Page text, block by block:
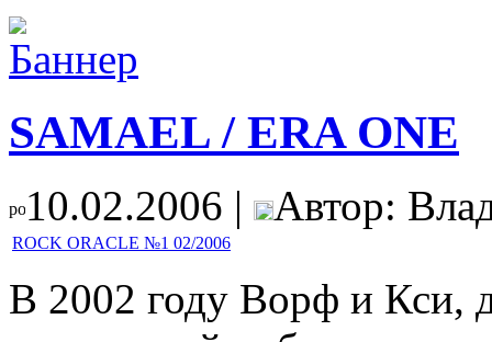
SAMAEL / ERA ONE
10.02.2006 | Автор:
ROCK ORACLE №1 02/2006
В 2002 году Ворф и Кси,